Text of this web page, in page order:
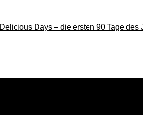
Delicious Days – die ersten 90 Tage des